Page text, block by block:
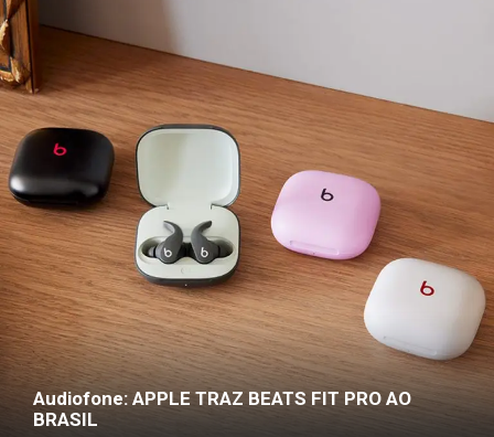
Audiofone: APPLE TRAZ BEATS FIT PRO AO
BRASIL